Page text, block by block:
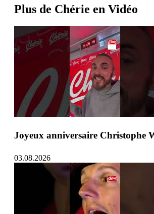
Plus de Chérie en Vidéo
Joyeux anniversaire Christophe
03.08.2026